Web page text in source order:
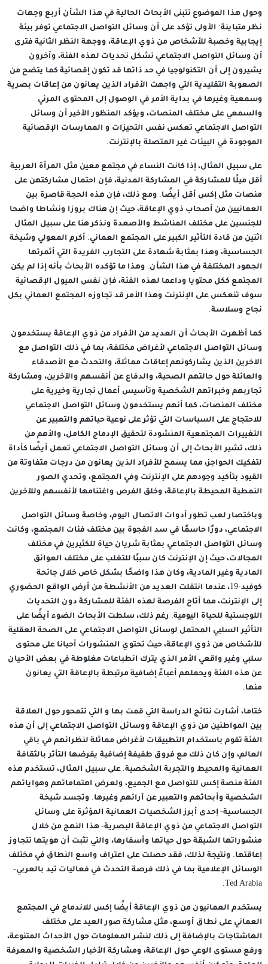
وحول هذا الموضوع تتبنى الأبحاث الحالية في هذا الشأن أربع وجهات
نظر متباينة: الأولى تؤكد على أن وسائل التواصل الاجتماعي توفر بيئة
إيجابية وخصبة للأشخاص من ذوي الإعاقة، ووجهة النظر الثانية فترى
أن وسائل التواصل الاجتماعي تشكل تحديات لهذه الفئة، وآخرون
يشيرون إلى أن التكنولوجيا في حد ذاتها قد تكون إقصائية كما يتضح من
الصعوبة التقليدية التي واجهت الأفراد الذين يعانون من إعاقات بصرية
وسمعية وغيرها في بداية الأمر في الوصول إلى المحتوى المرئي
والسمعي على مختلف المنصات، ويؤكد المنظور الأخير أن وسائل
التواصل الاجتماعي تعكس نفس التحيزات و الممارسات الإقصائية
الموجودة في البيئات غير المتصلة بالإنترنت.
على سبيل المثال، إذا كانت النساء في مجتمع معين مثل المرأة العربية
أقل ميلًا للمشاركة في المشاركة المدنية، فإن احتمال مشاركتهن على
منصات مثل إكس أقل أيضًا. ومع ذلك، فإن هذه الحجة قاصرة بين
العمانيين من أصحاب ذوي الإعاقة، حيث إن هناك بروزا ونشاطا واضحا
للجنسين على مختلف المناشط والأصعدة ونذكر هنا على سبيل المثال
اثنين من قادة التأثير الكبير على المجتمع العماني: أكرم المعولي وشيخة
الجساسية، وهذا بمثابة شهادة على التجارب الفريدة التي أثمرتها
الجهود المختلفة في هذا الشأن. وهذا ما تؤكده الأبحاث بأنه إذا لم يكن
المجتمع ككل محتويا وداعما لهذه الفئة، فإن نفس الميول الإقصائية
سوف تنعكس على الإنترنت وهذا الأمر قد تجاوزه المجتمع العماني بكل
نجاح وسلاسة.
كما أظهرت الأبحاث أن العديد من الأفراد من ذوي الإعاقة يستخدمون
وسائل التواصل الاجتماعي لأغراض مختلفة، بما في ذلك التواصل مع
الآخرين الذين يشاركونهم إعاقات مماثلة، والتحدث مع الأصدقاء
والعائلة حول حالتهم الصحية، والدفاع عن أنفسهم والآخرين، ومشاركة
تجاربهم وخبراتهم الشخصية وتأسيس أعمال تجارية وخيرية على
مختلف المنصات، كما أنهم يستخدمون وسائل التواصل الاجتماعي
للاحتجاج على السياسات التي تؤثر على نوعية حياتهم والتعبير عن
التغييرات المجتمعية المنشودة لتحقيق الإدماج الكامل، والأهم من
ذلك، تشير الأبحاث إلى أن وسائل التواصل الاجتماعي تعمل أيضًا كأداة
لتفكيك الحواجز، مما يسمح للأفراد الذين يعانون من درجات متفاوتة من
القيود بتأكيد وجودهم على الإنترنت وفي المجتمع، وتحدي الصور
النمطية المحيطة بالإعاقة، وخلق الفرص واغتنامها لأنفسهم وللآخرين.
وباختصار لعب تطور أدوات الاتصال اليوم، وخاصة وسائل التواصل
الاجتماعي، دورًا حاسمًا في سد الفجوة بين مختلف فئات المجتمع، وكانت
وسائل التواصل الاجتماعي بمثابة شريان حياة للكثيرين في مختلف
المجالات، حيث إن الإنترنت كان سببًا للتغلب على مختلف العوائق
المادية وغير المادية، وكان هذا واضحًا بشكل خاص خلال جائحة
كوفيد-19، عندما انتقلت العديد من الأنشطة من أرض الواقع الحضوري
إلى الإنترنت، مما أتاح الفرصة لهذه الفئة للمشاركة دون التحديات
اللوجستية للحياة اليومية. رغم ذلك، سلطت الأبحاث الضوء أيضًا على
التأثير السلبي المحتمل لوسائل التواصل الاجتماعي على الصحة العقلية
للأشخاص من ذوي الإعاقة، حيث تحتوي المنشورات أحيانا على محتوى
سلبي وغير واقعي الأمر الذي يترك انطباعات مغلوطة في بعض الأحيان
عن هذه الفئة ويحملهم أعباءً إضافية مرتبطة بالإعاقة التي يعانون
منها.
ختاما، أشارت نتائج الدراسة التي قمت بها و التي تتمحور حول العلاقة
بين المواطنين من ذوي الإعاقة ووسائل التواصل الاجتماعي إلى أن هذه
الفئة تقوم باستخدام التطبيقات لأغراض مماثلة لنظرائهم في باقي
العالم، وإن كان ذلك مع فروق طفيفة إضافية يفرضها التأثر بالثقافة
العمانية والمحيط والتجربة الشخصية. على سبيل المثال، تستخدم هذه
الفئة منصة إكس للتواصل مع الجميع، ولعرض اهتماماتهم وهواياتهم
الشخصية وأبحاثهم والتعبير عن آرائهم وغيرها. وتجسد شيخة
الجساسية- إحدى أبرز الشخصيات العمانية المؤثرة على وسائل
التواصل الاجتماعي من ذوي الإعاقة البصرية- هذا النهج من خلال
منشوراتها الشيقة حول حياتها وأسفارها، والتي تثبت أن هويتها تتجاوز
إعاقتها. ونتيجة لذلك، فقد حصلت على اعتراف واسع النطاق في مختلف
الوسائل الإعلامية بما في ذلك فرصة التحدث في فعاليات تيد بالعربي-
Ted Arabia.
يستخدم العمانيون من ذوي الإعاقة أيضًا إكس للاندماج في المجتمع
العماني على نطاق أوسع، مثل مشاركة صور العيد على مختلف
الهاشتاجات بالإضافة إلى ذلك لنشر المعلومات حول الأحداث المتنوعة،
ورفع مستوى الوعي حول الإعاقة، ومشاركة الأخبار الشخصية والمعرفة